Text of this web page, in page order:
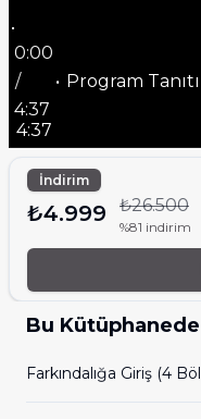
0:00
/
4:37
Program
4:37
İndirim
₺4.999 ₺26.500
%81 indirim
Bu
Farkındalığa Giriş (4